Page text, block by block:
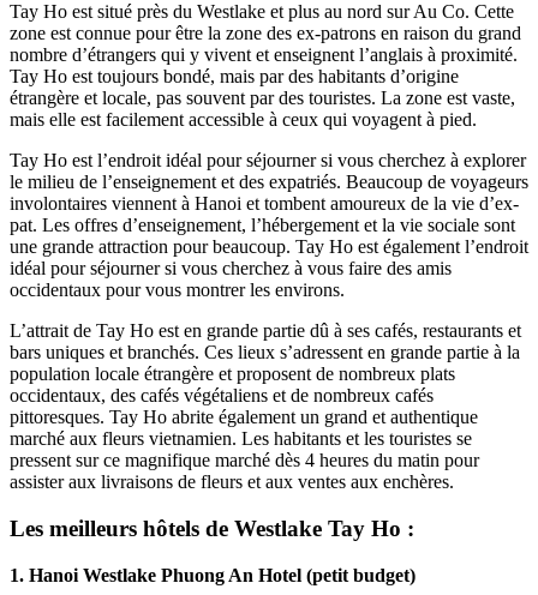
Tay Ho est situé près du Westlake et plus au nord sur Au Co. Cette
zone est connue pour être la zone des ex-patrons en raison du grand
nombre d’étrangers qui y vivent et enseignent l’anglais à proximité.
Tay Ho est toujours bondé, mais par des habitants d’origine
étrangère et locale, pas souvent par des touristes. La zone est vaste,
mais elle est facilement accessible à ceux qui voyagent à pied.
Tay Ho est l’endroit idéal pour séjourner si vous cherchez à explorer
le milieu de l’enseignement et des expatriés. Beaucoup de voyageurs
involontaires viennent à Hanoi et tombent amoureux de la vie d’ex-
pat. Les offres d’enseignement, l’hébergement et la vie sociale sont
une grande attraction pour beaucoup. Tay Ho est également l’endroit
idéal pour séjourner si vous cherchez à vous faire des amis
occidentaux pour vous montrer les environs.
L’attrait de Tay Ho est en grande partie dû à ses cafés, restaurants et
bars uniques et branchés. Ces lieux s’adressent en grande partie à la
population locale étrangère et proposent de nombreux plats
occidentaux, des cafés végétaliens et de nombreux cafés
pittoresques. Tay Ho abrite également un grand et authentique
marché aux fleurs vietnamien. Les habitants et les touristes se
pressent sur ce magnifique marché dès 4 heures du matin pour
assister aux livraisons de fleurs et aux ventes aux enchères.
Les meilleurs hôtels de Westlake Tay Ho :
1. Hanoi Westlake Phuong An Hotel (petit budget)